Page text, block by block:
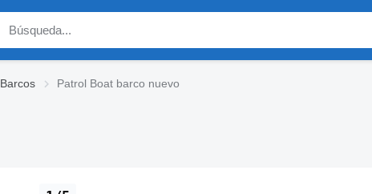
Barcos Patrol Boat barco nuevo